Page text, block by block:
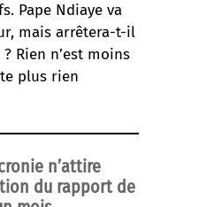
Pape Ndiaye va
mais arrêtera-t-il
Rien n’est moins
plus rien
n’attire
du rapport de